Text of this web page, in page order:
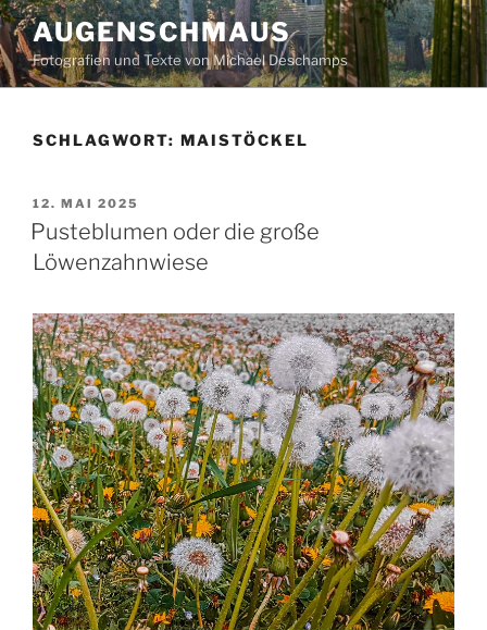
Zum
Inhalt
springen
AUGENSCHMAUS
Fotografien und Texte von Michael Deschamps
SCHLAGWORT: MAISTÖCKEL
VERÖFFENTLICHT
AM
12. MAI 2025
Pusteblumen oder die große
Löwenzahnwiese